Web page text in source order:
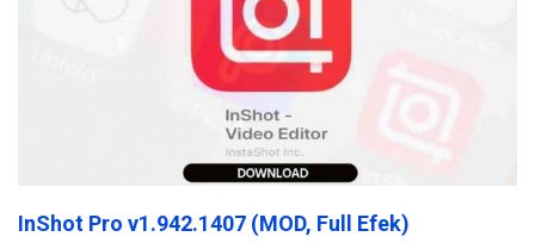
InShot Pro v1.942.1407 (MOD, Full Efek)